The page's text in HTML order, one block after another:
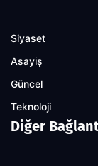
Siyaset
Asayiş
Güncel
Teknoloji
Diğer